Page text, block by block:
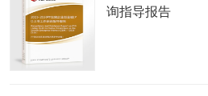
询指导报告